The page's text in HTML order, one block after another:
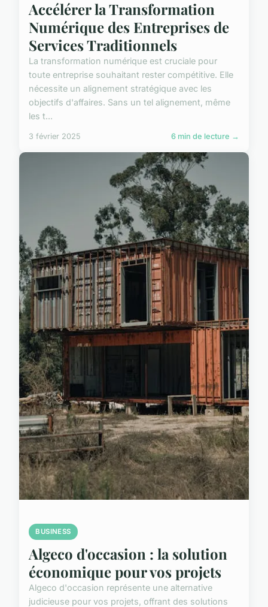
Accélérer la Transformation
Numérique des Entreprises de
Services Traditionnels
La transformation numérique est cruciale pour
toute entreprise souhaitant rester compétitive. Elle
nécessite un alignement stratégique avec les
objectifs d'affaires. Sans un tel alignement, même
les t...
3 février 2025 6 min de lecture →
BUSINESS
Algeco d'occasion : la solution
économique pour vos projets
Algeco d'occasion représente une alternative
judicieuse pour vos projets, offrant des solutions